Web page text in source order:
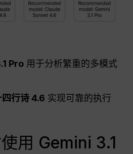
Pro 用于分析繁重的多模式
行诗 4.6 实现可靠的执行
用 Gemini 3.1